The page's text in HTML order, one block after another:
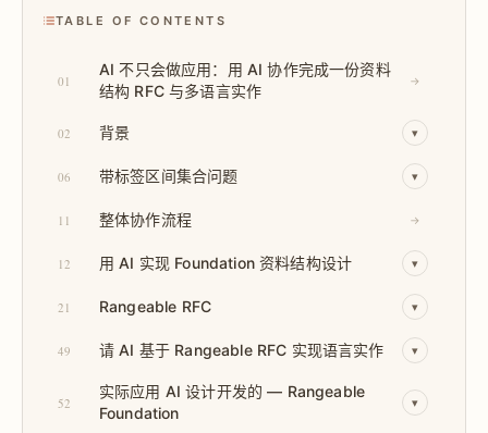
TABLE OF CONTENTS
01
AI 不只会做应用：用 AI 协作完成一份资料
结构 RFC 与多语言实作
→
02 背景 ▾
06 带标签区间集合问题 ▾
11 整体协作流程 →
12 用 AI 实现 Foundation 资料结构设计 ▾
21 Rangeable RFC ▾
49 请 AI 基于 Rangeable RFC 实现语言实作 ▾
52
实际应用 AI 设计开发的 — Rangeable
Foundation
▾